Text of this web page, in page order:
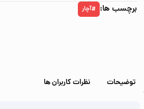
برچسب ها: #آچار
توضیحات نظرات کاربران ها